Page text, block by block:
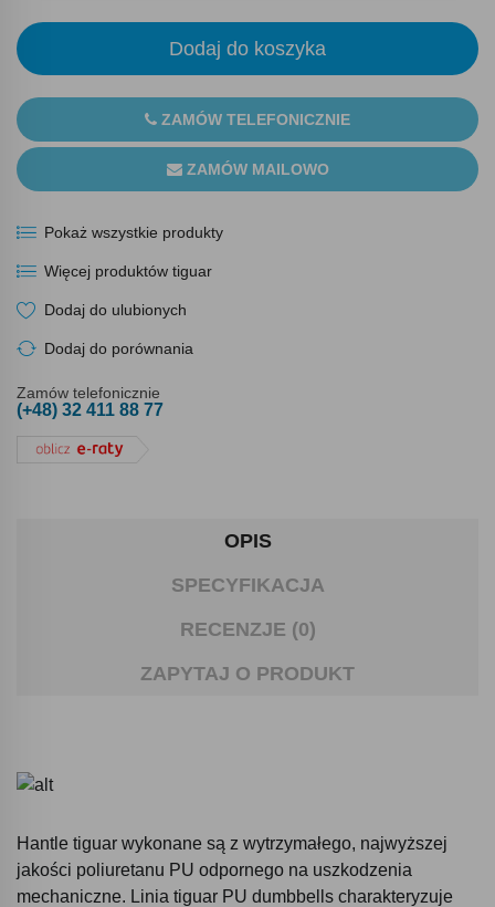
Dodaj do koszyka
ZAMÓW TELEFONICZNIE
ZAMÓW MAILOWO
Pokaż wszystkie produkty
Więcej produktów tiguar
Dodaj do ulubionych
Dodaj do porównania
Zamów telefonicznie
(+48) 32 411 88 77
OPIS
SPECYFIKACJA
RECENZJE (0)
ZAPYTAJ O PRODUKT
Hantle tiguar wykonane są z wytrzymałego, najwyższej
jakości poliuretanu PU odpornego na uszkodzenia
mechaniczne. Linia tiguar PU dumbbells charakteryzuje